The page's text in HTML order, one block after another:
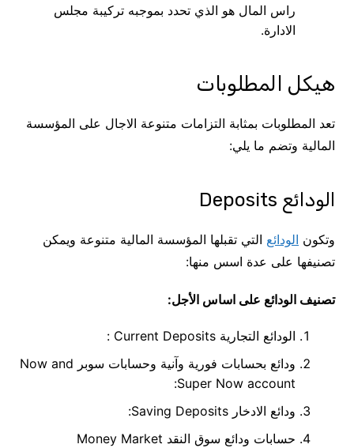
راس المال هو الذي تحدد بموجبه تركيبة مجلس
الادارة.
هيكل المطلوبات
تعد المطلوبات بمثابة التزامات متنوعة الاجال على المؤسسة
المالية وتضم ما يلي:
الودائع Deposits
وتكون الودائع التي تقبلها المؤسسة المالية متنوعة ويمكن
تصنيفها على عدة اسس منها:
تصنيف الودائع على اساس الأجل:
الودائع التجارية Current Deposits :
ودائع بحسابات فورية وآنية وحسابات سوبر Now and
Super Now account:
ودائع الادخار Saving Deposits:
حسابات ودائع سوق النقد Money Market